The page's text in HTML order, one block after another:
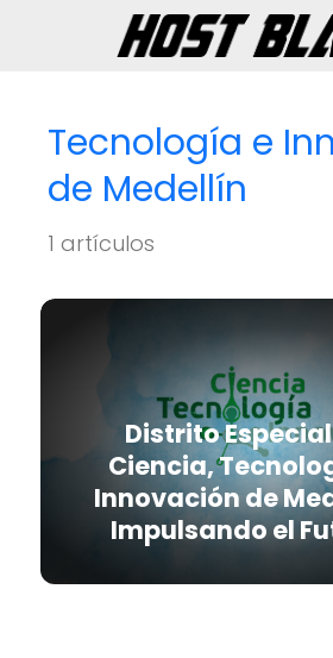
Tecnología e
de Medellín
1 artículos
Distrito
Ciencia,
Innovación de
Impulsando el